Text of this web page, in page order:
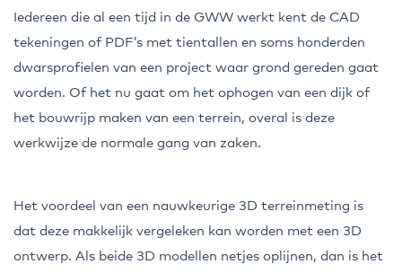
Iedereen die al een tijd in de GWW werkt kent de CAD
tekeningen of PDF’s met tientallen en soms honderden
dwarsprofielen van een project waar grond gereden gaat
worden. Of het nu gaat om het ophogen van een dijk of
het bouwrijp maken van een terrein, overal is deze
werkwijze de normale gang van zaken.
Het voordeel van een nauwkeurige 3D terreinmeting is
dat deze makkelijk vergeleken kan worden met een 3D
ontwerp. Als beide 3D modellen netjes oplijnen, dan is het